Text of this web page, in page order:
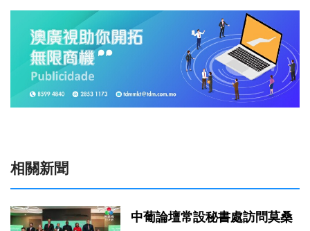
相關新聞
中葡論壇常設秘書處訪問莫桑